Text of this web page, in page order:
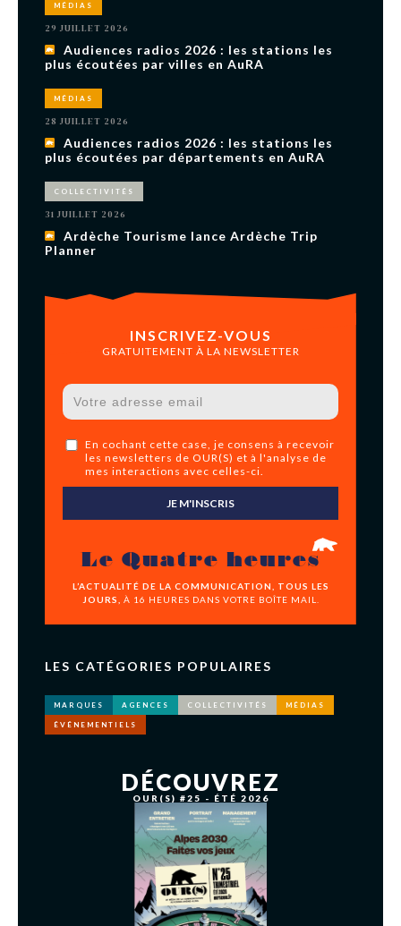
MÉDIAS
29 JUILLET 2026
Audiences radios 2026 : les stations les
plus écoutées par villes en AuRA
MÉDIAS
28 JUILLET 2026
Audiences radios 2026 : les stations les
plus écoutées par départements en AuRA
COLLECTIVITÉS
31 JUILLET 2026
Ardèche Tourisme lance Ardèche Trip
Planner
INSCRIVEZ-VOUS
GRATUITEMENT À LA NEWSLETTER
En cochant cette case, je consens à recevoir
les newsletters de OUR(S) et à l'analyse de
mes interactions avec celles-ci.
JE M'INSCRIS
Le Quatre heures
L’ACTUALITÉ DE LA COMMUNICATION, TOUS LES
JOURS,
À 16 HEURES DANS VOTRE BOÎTE MAIL.
LES CATÉGORIES POPULAIRES
MARQUES AGENCES COLLECTIVITÉS MÉDIAS
ÉVÉNEMENTIELS
DÉCOUVREZ
OUR(S) #25 - ÉTÉ 2026